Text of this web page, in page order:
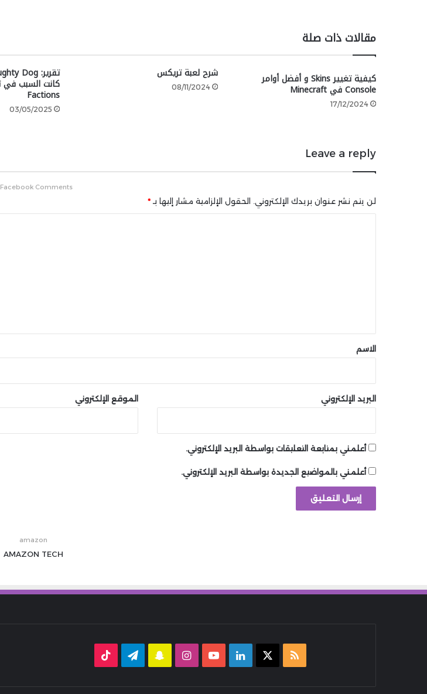
مقالات ذات صلة
كيفية تغيير Skins و أفضل أوامر
Console في Minecraft
17/12/2024
شرح لعبة تريكس
08/11/2024
Factions
03/05/2025
Leave a reply
Facebook Comments
لن يتم نشر عنوان بريدك الإلكتروني. الحقول الإلزامية مشار إليها بـ *
*الاسم
البريد الإلكتروني الموقع الإلكتروني
أعلمني بمتابعة التعليقات بواسطة البريد الإلكتروني.
أعلمني بالمواضيع الجديدة بواسطة البريد الإلكتروني.
amazon
AMAZON TECH
ملخص
لينكدإن ‫YouTubeانستقرامسناب تيلقرام